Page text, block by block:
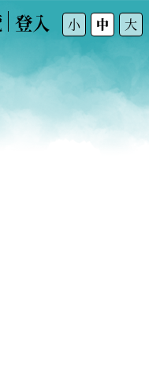
登入 小 中 大